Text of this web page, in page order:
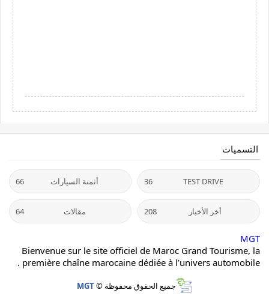
التسميات
TEST DRIVE
36 أثمنة السيارات 66
أخر الأخبار 208 مقالات 64
MGT
Bienvenue sur le site officiel de Maroc Grand Tourisme, la
première chaîne marocaine dédiée à l’univers automobile .
جميع الحقوق محفوظة ©MGT